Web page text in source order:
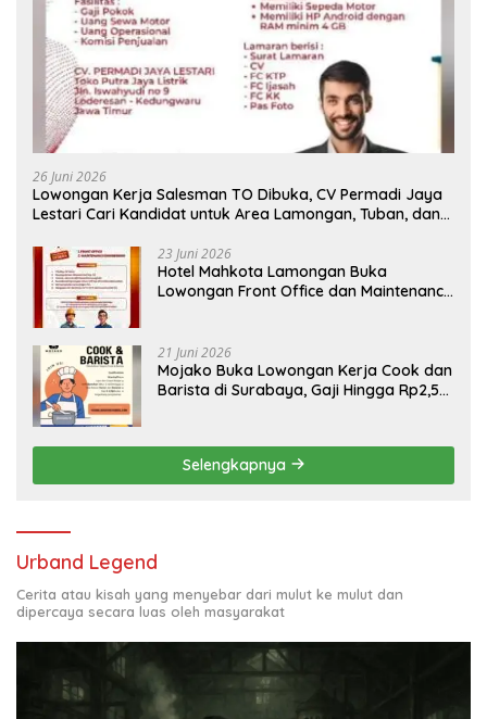
26 Juni 2026
Lowongan Kerja Salesman TO Dibuka, CV Permadi Jaya
Lestari Cari Kandidat untuk Area Lamongan, Tuban, dan
23 Juni 2026
Hotel Mahkota Lamongan Buka
Lowongan Front Office dan Maintenance
21 Juni 2026
Mojako Buka Lowongan Kerja Cook dan
Barista di Surabaya, Gaji Hingga Rp2,5
Selengkapnya
Urband Legend
Cerita atau kisah yang menyebar dari mulut ke mulut dan
dipercaya secara luas oleh masyarakat